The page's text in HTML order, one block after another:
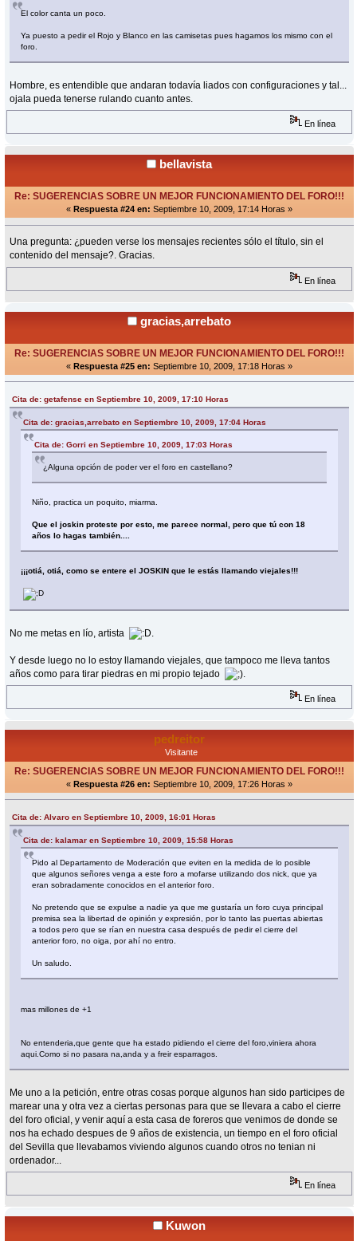
El color canta un poco.
Ya puesto a pedir el Rojo y Blanco en las camisetas pues hagamos los mismo con el
foro.
Hombre, es entendible que andaran todavía liados con configuraciones y tal...
ojala pueda tenerse rulando cuanto antes.
En línea
bellavista
Re: SUGERENCIAS SOBRE UN MEJOR FUNCIONAMIENTO DEL FORO!!!
« Respuesta #24 en: Septiembre 10, 2009, 17:14 Horas »
Una pregunta: ¿pueden verse los mensajes recientes sólo el título, sin el
contenido del mensaje?. Gracias.
En línea
gracias,arrebato
Re: SUGERENCIAS SOBRE UN MEJOR FUNCIONAMIENTO DEL FORO!!!
« Respuesta #25 en: Septiembre 10, 2009, 17:18 Horas »
Cita de: getafense en Septiembre 10, 2009, 17:10 Horas
Cita de: gracias,arrebato en Septiembre 10, 2009, 17:04 Horas
Cita de: Gorri en Septiembre 10, 2009, 17:03 Horas
¿Alguna opción de poder ver el foro en castellano?
Niño, practica un poquito, miarma.
Que el joskin proteste por esto, me parece normal, pero que tú con 18
años lo hagas también....
¡¡¡otiá, otiá, como se entere el JOSKIN que le estás llamando viejales!!!
No me metas en lío, artista
Y desde luego no lo estoy llamando viejales, que tampoco me lleva tantos
años como para tirar piedras en mi propio tejado
En línea
pedreitor
Visitante
Re: SUGERENCIAS SOBRE UN MEJOR FUNCIONAMIENTO DEL FORO!!!
« Respuesta #26 en: Septiembre 10, 2009, 17:26 Horas »
Cita de: Alvaro en Septiembre 10, 2009, 16:01 Horas
Cita de: kalamar en Septiembre 10, 2009, 15:58 Horas
Pido al Departamento de Moderación que eviten en la medida de lo posible
que algunos señores venga a este foro a mofarse utilizando dos nick, que ya
eran sobradamente conocidos en el anterior foro.
No pretendo que se expulse a nadie ya que me gustaría un foro cuya principal
premisa sea la libertad de opinión y expresión, por lo tanto las puertas abiertas
a todos pero que se rían en nuestra casa después de pedir el cierre del
anterior foro, no oiga, por ahí no entro.
Un saludo.
mas millones de +1
No entenderia,que gente que ha estado pidiendo el cierre del foro,viniera ahora
aqui.Como si no pasara na,anda y a freir esparragos.
Me uno a la petición, entre otras cosas porque algunos han sido participes de
marear una y otra vez a ciertas personas para que se llevara a cabo el cierre
del foro oficial, y venir aquí a esta casa de foreros que venimos de donde se
nos ha echado despues de 9 años de existencia, un tiempo en el foro oficial
del Sevilla que llevabamos viviendo algunos cuando otros no tenian ni
ordenador...
En línea
Kuwon